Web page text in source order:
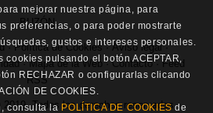
BUZÓN
·Política de Cookies ·Aviso legal·
·Mapa de la Web·Contacto·Feed
RSS
Todos los derechos reservados.
mejorar nuestra página, para
preferencias, o para poder mostrarte
gustos e intereses personales.
cookies pulsando el botón ACEPTAR,
RECHAZAR o configurarlas clicando
DE COOKIES.
consulta la POLÍTICA DE COOKIESde